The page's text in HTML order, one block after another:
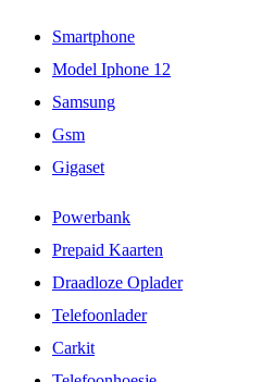
Smartphone
Model Iphone 12
Samsung
Gsm
Gigaset
Powerbank
Prepaid Kaarten
Draadloze Oplader
Telefoonlader
Carkit